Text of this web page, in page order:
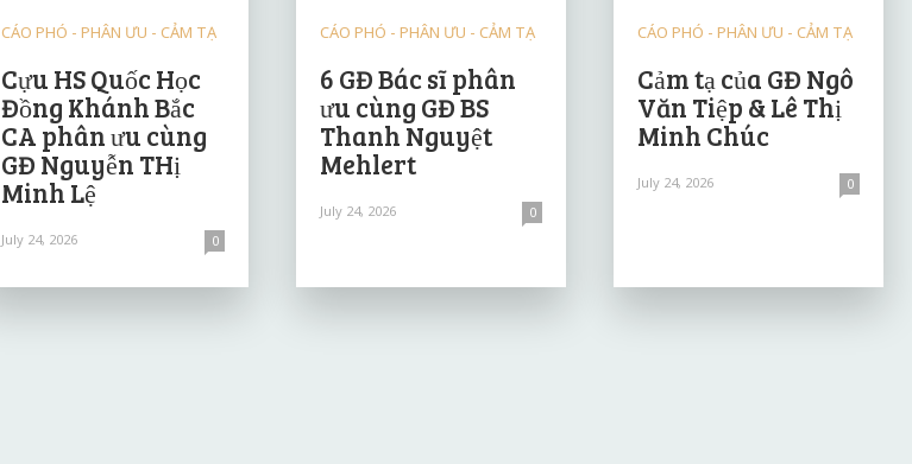
CÁO PHÓ - PHÂN ƯU - CẢM TẠ
Cựu HS Quốc Học
Đồng Khánh Bắc
CA phân ưu cùng
GĐ Nguyễn THị
Minh Lệ
July 24, 2026 0
CÁO PHÓ - PHÂN ƯU - CẢM TẠ
6 GĐ Bác sĩ phân
ưu cùng GĐ BS
Thanh Nguyệt
Mehlert
July 24, 2026 0
CÁO PHÓ - PHÂN ƯU - CẢM TẠ
Cảm tạ của GĐ Ngô
Văn Tiệp & Lê Thị
Minh Chúc
July 24, 2026 0